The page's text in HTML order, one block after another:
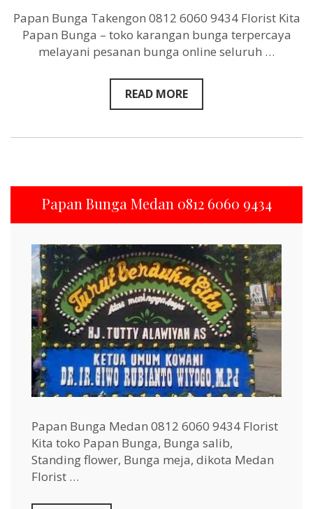
0812
9434
Papan Bunga Takengon 0812 6060 9434 Florist Kita
Papan Bunga – toko karangan bunga terpercaya
melayani pesanan bunga online seluruh …
READ MORE
Papan Bunga Medan 0812 6060 9434
Papan Bunga Medan 0812 6060 9434 Florist
Kita toko Papan Bunga, Bunga salib,
Standing flower, Bunga meja, dikota Medan
Florist …